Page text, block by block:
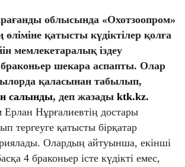
облысында «Охотзоопром»
қатысты күдіктілер қолға
мемлекетаралық іздеу
шекара аспапты. Олар
қаласынан табылып,
салынды, деп жазады ktk.kz.
Нұрғалиевтің достары
тергеуге қатысты бірқатар
Олардың айтуынша, екінші
4 браконьер істе күдікті емес,